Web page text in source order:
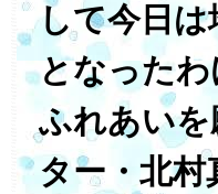
して今日
となった
ふれあい
ター・北